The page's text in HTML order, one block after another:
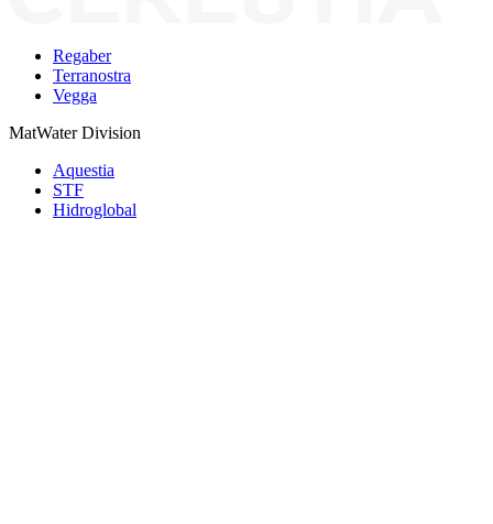
Regaber
Terranostra
Vegga
MatWater Division
Aquestia
STF
Hidroglobal